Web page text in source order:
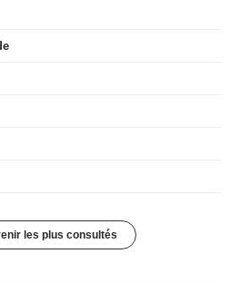
les plus consultés